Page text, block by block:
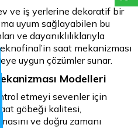
ve iş yerlerine dekoratif bir
uyum sağlayabilen bu
ve dayanıklılıklarıyla
saat mekanizması
uygun çözümler sunar.
Modelleri
etmeyi sevenler için
göbeği kalitesi,
ve doğru zamanı